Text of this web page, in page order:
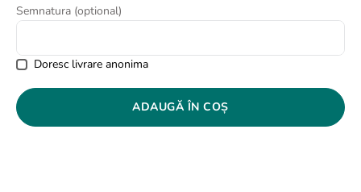
Semnatura (optional)
Doresc livrare anonima
ADAUGĂ ÎN COȘ